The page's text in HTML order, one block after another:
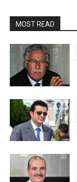
MOST READ